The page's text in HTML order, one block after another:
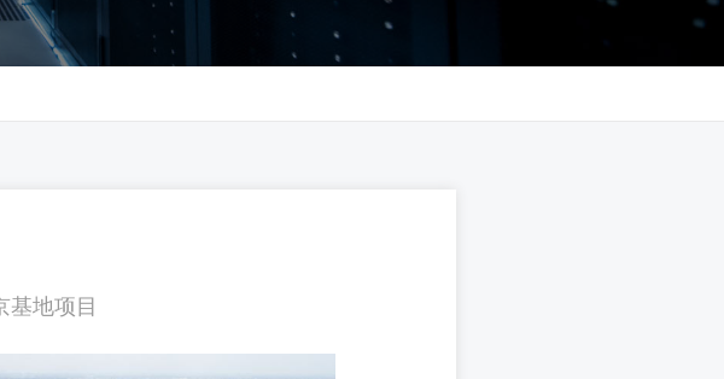
基地项目